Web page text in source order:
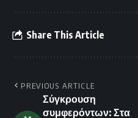
Share This Article
PREVIOUS ARTICLE
Σύγκρουση
συμφερόντων: Στα